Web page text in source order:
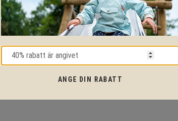
Med vår mångåriga kunskap från produkter till säkerhet och
tekniska lösningar så hjälper vi dig igenom hela projektet.
Ring oss på tel:010-20 70 001eller maila oss
support@kpln.se
ANGE DIN RABATT